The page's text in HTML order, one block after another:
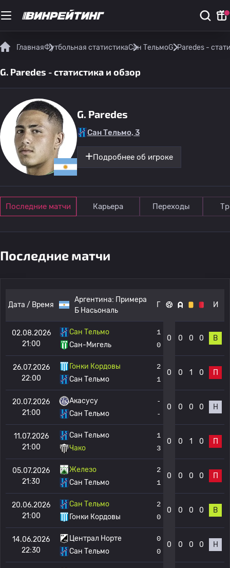
ГлавнаяФутбольная статистикаСан ТельмоG. Paredes -
G. Paredes - статистика и обзор
G. Paredes
Сан Тельмо, 3
Подробнее об игроке
Последние матчи Карьера Переходы
Последние матчи
Дата / Время
Аргентина: Примера
Б Насьональ
Г И
02.08.2026
21:00
Сан Тельмо
Сан-Мигель
1
0
0 0 0 0 В
26.07.2026
22:00
Гонки Кордовы
Сан Тельмо
2
1
0 0 1 0 П
20.07.2026
21:00
Акасусу
Сан Тельмо
-
-
0 0 0 0 Н
11.07.2026
21:00
Сан Тельмо
Чако
1
3
0 0 1 0 П
05.07.2026
21:30
Железо
Сан Тельмо
2
1
0 0 0 0 П
20.06.2026
21:00
Сан Тельмо
Гонки Кордовы
2
0
0 0 0 0 В
14.06.2026
22:30
Централ Норте
Сан Тельмо
0
0
0 0 0 0 Н